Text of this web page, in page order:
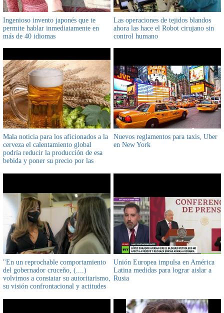
Ingenioso invento japonés que te
permite hablar inmediatamente en
más de 40 idiomas
Las operaciones de tejidos blandos
ahora las hace el Robot cirujano sin
control humano
Mala noticia para los aficionados a la
cerveza el calentamiento global
podría reducir la producción de esa
bebida y poner su precio por las
Nuevos reglamentos para taxis, Uber
en New York
"En un reprochable comportamiento
del gobernador cruceño, (....)
volvimos a constatar su autoritarismo,
su visión confrontacional y actitudes
Unión Europea impulsa en América
Latina medidas para lograr aislar a
Rusia